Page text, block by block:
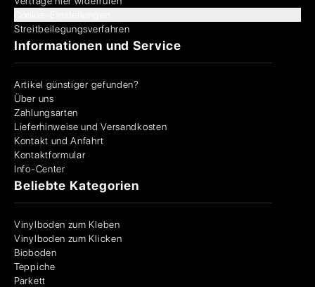
Streitbeilegungsverfahren
Informationen und Service
Artikel günstiger gefunden?
Über uns
Zahlungsarten
Lieferhinweise und Versandkosten
Kontakt und Anfahrt
Kontaktformular
Info-Center
Beliebte Kategorien
Vinylboden zum Kleben
Vinylboden zum Klicken
Bioboden
Teppiche
Parkett